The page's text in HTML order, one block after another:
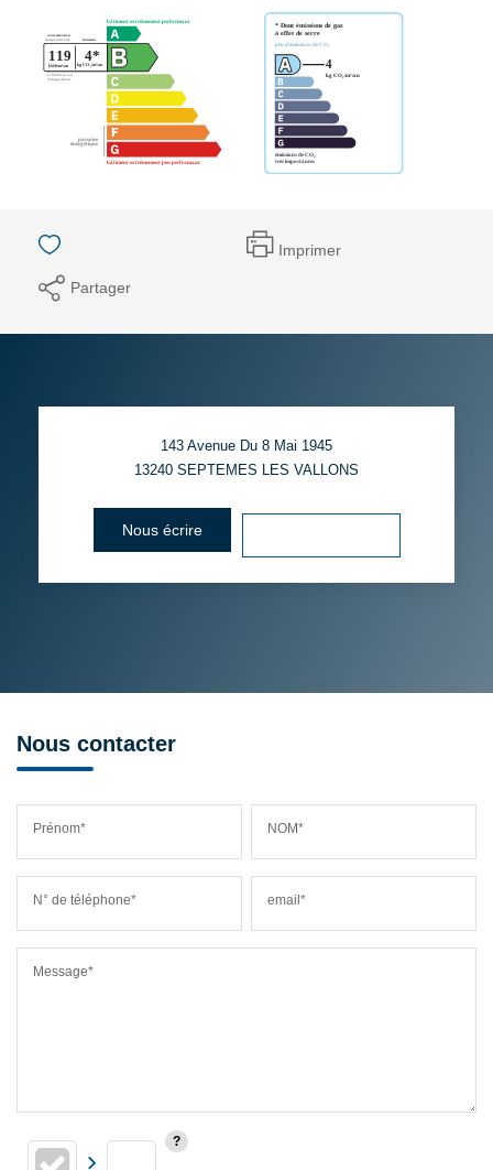
Imprimer
Partager
143 Avenue Du 8 Mai 1945
13240 SEPTEMES LES VALLONS
Nous écrire
Nous contacter
Prénom* NOM*
N° de téléphone* email*
Message*